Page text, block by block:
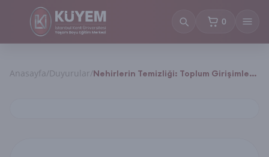
0
sepetteki
Anasayfa/Duyurular/Nehirlerin Temizliği: Toplum Girişimleri